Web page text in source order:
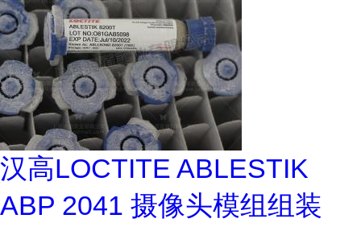
汉高LOCTITE ABLESTIK
ABP 2041 摄像头模组组装